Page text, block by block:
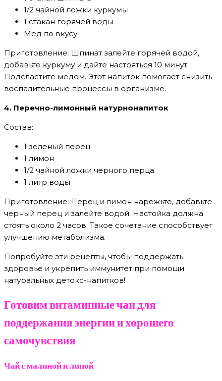
1/2 чайной ложки куркумы
1 стакан горячей воды
Мед по вкусу
Приготовление: Шпинат залейте горячей водой,
добавьте куркуму и дайте настояться 10 минут.
Подсластите медом. Этот напиток помогает снизить
воспалительные процессы в организме.
4. Перечно-лимонный натурнонапиток
Состав:
1 зеленый перец
1 лимон
1/2 чайной ложки черного перца
1 литр воды
Приготовление: Перец и лимон нарежьте, добавьте
черный перец и залейте водой. Настойка должна
стоять около 2 часов. Такое сочетание способствует
улучшению метаболизма.
Попробуйте эти рецепты, чтобы поддержать
здоровье и укрепить иммунитет при помощи
натуральных детокс-напитков!
Готовим витаминные чаи для
поддержания энергии и хорошего
самочувствия
Чай с малиной и липой